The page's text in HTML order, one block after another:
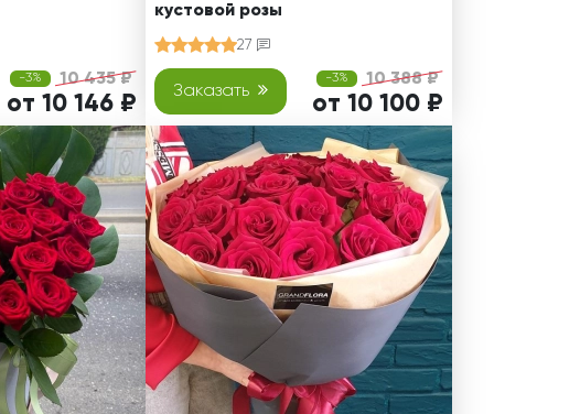
-3% 10 435 ₽
от 10 146 ₽
кустовой розы
27
Заказать
-3% 10 388 ₽
от 10 100 ₽